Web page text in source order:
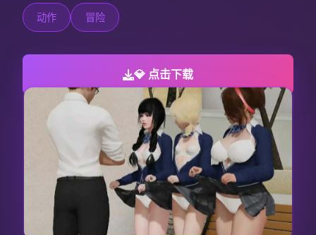
动作 冒险
💎 点击下载